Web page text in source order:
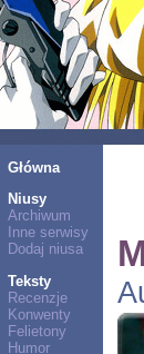
Główna
Niusy
Archiwum
Inne serwisy
Dodaj niusa
Teksty
Recenzje
Konwenty
Felietony
Humor